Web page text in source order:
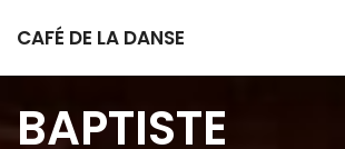
CAFÉ DE LA DANSE
BAPTISTE